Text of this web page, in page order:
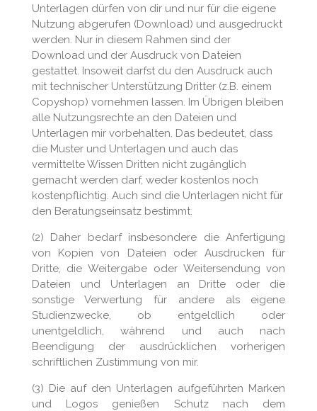
Unterlagen dürfen von dir und nur für die eigene
Nutzung abgerufen (Download) und ausgedruckt
werden. Nur in diesem Rahmen sind der
Download und der Ausdruck von Dateien
gestattet. Insoweit darfst du den Ausdruck auch
mit technischer Unterstützung Dritter (z.B. einem
Copyshop) vornehmen lassen. Im Übrigen bleiben
alle Nutzungsrechte an den Dateien und
Unterlagen mir vorbehalten. Das bedeutet, dass
die Muster und Unterlagen und auch das
vermittelte Wissen Dritten nicht zugänglich
gemacht werden darf, weder kostenlos noch
kostenpflichtig. Auch sind die Unterlagen nicht für
den Beratungseinsatz bestimmt.
(2) Daher bedarf insbesondere die Anfertigung
von Kopien von Dateien oder Ausdrucken für
Dritte, die Weitergabe oder Weitersendung von
Dateien und Unterlagen an Dritte oder die
sonstige Verwertung für andere als eigene
Studienzwecke, ob entgeldlich oder
unentgeldlich, während und auch nach
Beendigung der ausdrücklichen vorherigen
schriftlichen Zustimmung von mir.
(3) Die auf den Unterlagen aufgeführten Marken
und Logos genießen Schutz nach dem